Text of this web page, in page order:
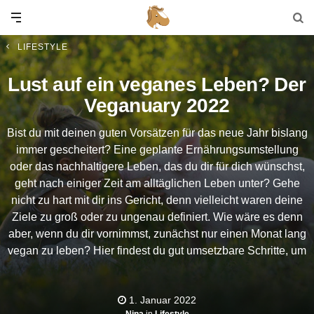
Lust auf ein veganes Leben? Der
Veganuary 2022
Bist du mit deinen guten Vorsätzen für das neue Jahr bislang
immer gescheitert? Eine geplante Ernährungsumstellung
oder das nachhaltigere Leben, das du dir für dich wünschst,
geht nach einiger Zeit am alltäglichen Leben unter? Gehe
nicht zu hart mit dir ins Gericht, denn vielleicht waren deine
Ziele zu groß oder zu ungenau definiert. Wie wäre es denn
aber, wenn du dir vornimmst, zunächst nur einen Monat lang
vegan zu leben? Hier findest du gut umsetzbare Schritte, um
im Januar - dem sogenannten “Veganuary” - auf tierische
nachhaltiger und gesünder zu leben.
1. Januar 2022
LIFESTYLE